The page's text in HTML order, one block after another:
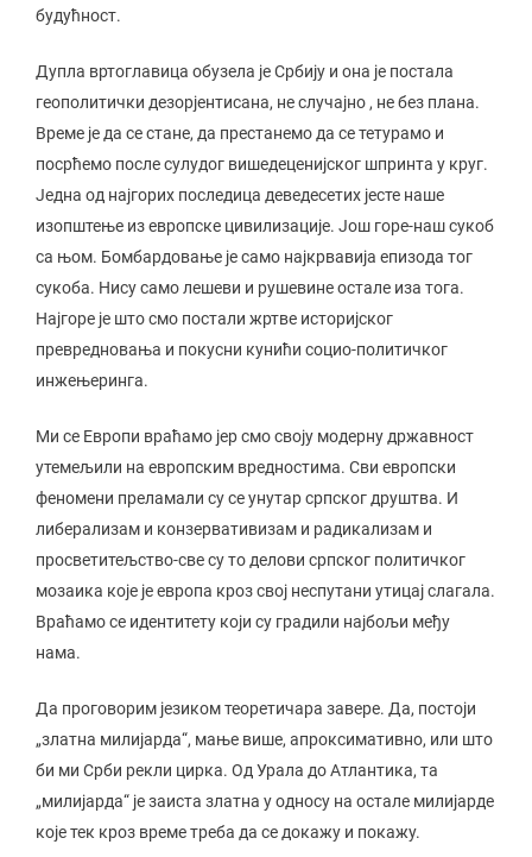
будућност.
Дупла вртоглавица обузела је Србију и она је постала
геополитички дезорјентисана, не случајно , не без плана.
Време је да се стане, да престанемо да се тетурамо и
посрћемо после сулудог вишедеценијског шпринта у круг.
Једна од најгорих последица деведесетих јесте наше
изопштење из европске цивилизације. Још горе-наш сукоб
са њом. Бомбардовање је само најкрвавија епизода тог
сукоба. Нису само лешеви и рушевине остале иза тога.
Најгоре је што смо постали жртве историјског
превредновања и покусни кунићи социо-политичког
инжењеринга.
Ми се Европи враћамо јер смо своју модерну државност
утемељили на европским вредностима. Сви европски
феномени преламали су се унутар српског друштва. И
либерализам и конзервативизам и радикализам и
просветитељство-све су то делови српског политичког
мозаика које је европа кроз свој неспутани утицај слагала.
Враћамо се идентитету који су градили најбољи међу
нама.
Да проговорим језиком теоретичара завере. Да, постоји
„златна милијарда“, мање више, апроксимативно, или што
би ми Срби рекли цирка. Од Урала до Атлантика, та
„милијарда“ је заиста златна у односу на остале милијарде
које тек кроз време треба да се докажу и покажу.